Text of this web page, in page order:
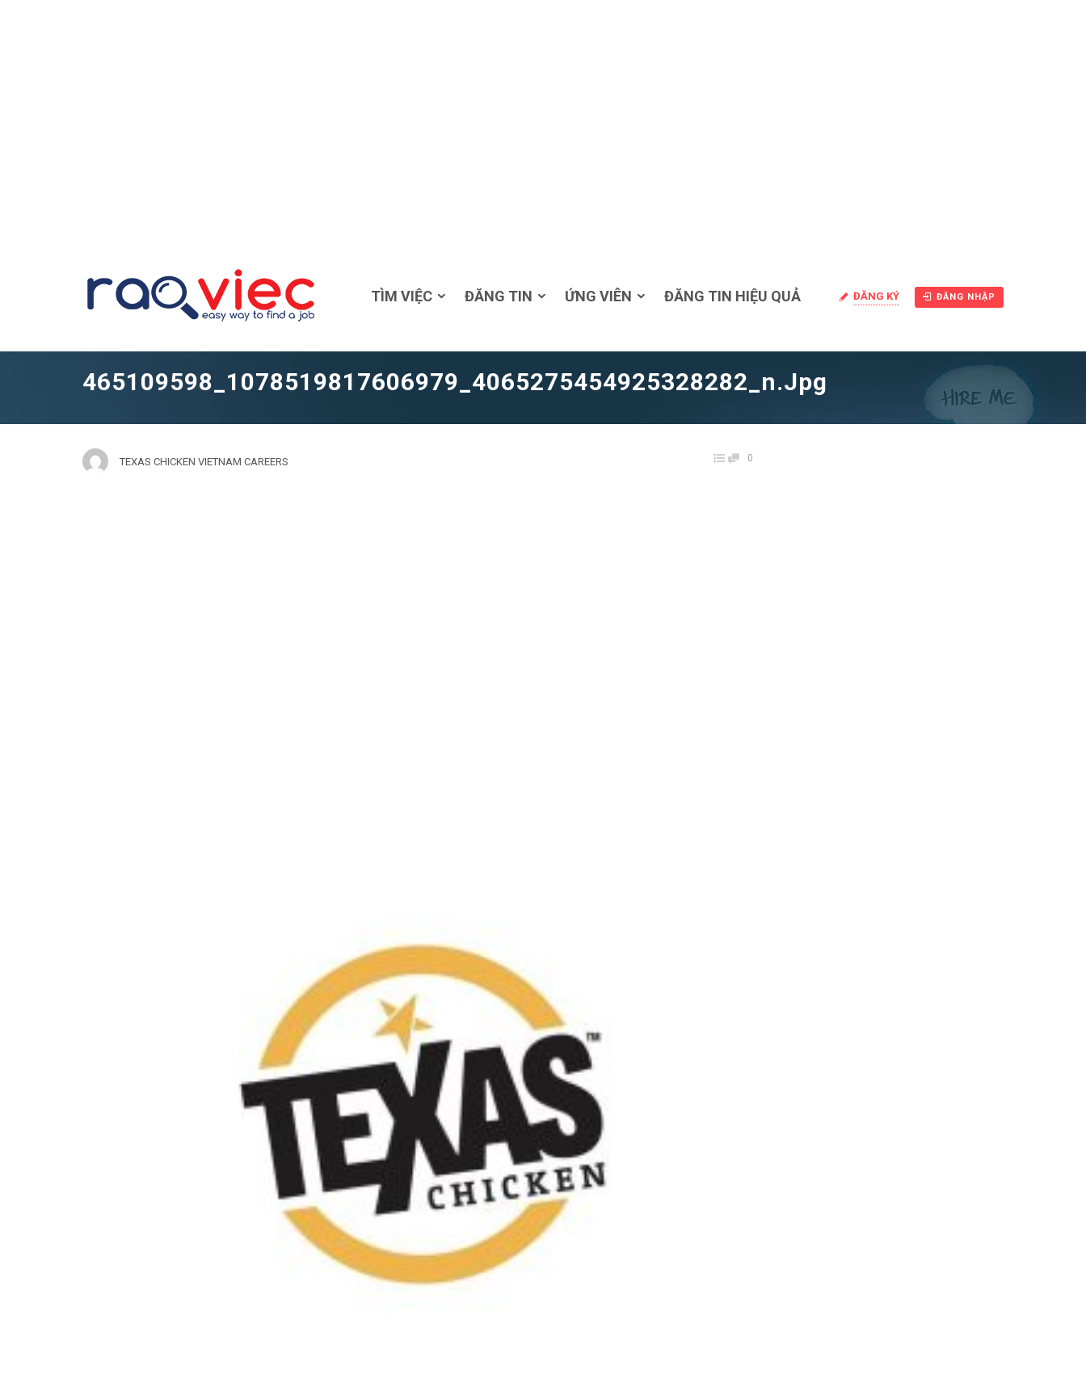
TÌM VIỆC ĐĂNG TIN ỨNG VIÊN ĐĂNG TIN HIỆU QUẢ ĐĂNG KÝ ĐĂNG NHẬP
465109598_1078519817606979_4065275454925328282_n.jpg
TEXAS CHICKEN VIETNAM CAREERS 0